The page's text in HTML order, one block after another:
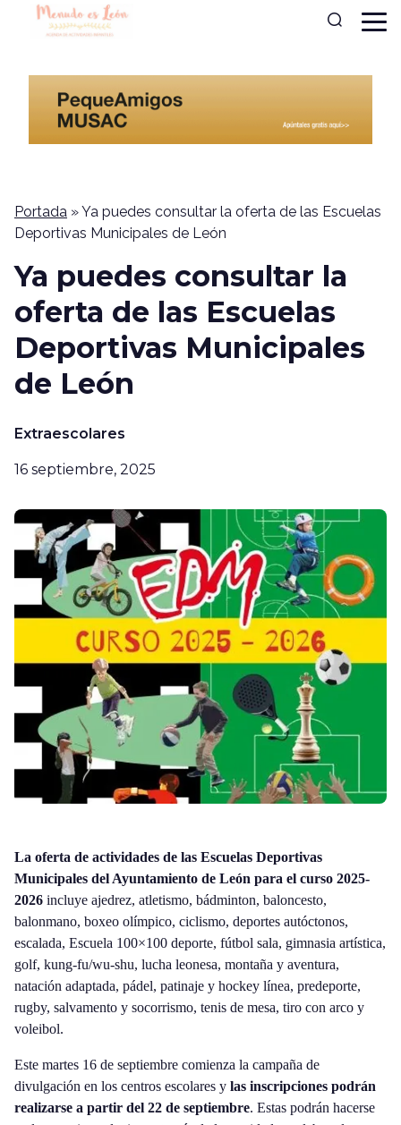
Portada »Ya puedes consultar la oferta de las Escuelas
Deportivas Municipales de León
Ya puedes consultar la
oferta de las Escuelas
Deportivas Municipales
de León
Extraescolares
16 septiembre, 2025
La oferta de actividades de las Escuelas Deportivas
Municipales del Ayuntamiento de León para el curso 2025-
2026 incluye ajedrez, atletismo, bádminton, baloncesto,
balonmano, boxeo olímpico, ciclismo, deportes autóctonos,
escalada, Escuela 100×100 deporte, fútbol sala, gimnasia artística,
golf, kung-fu/wu-shu, lucha leonesa, montaña y aventura,
natación adaptada, pádel, patinaje y hockey línea, predeporte,
rugby, salvamento y socorrismo, tenis de mesa, tiro con arco y
voleibol.
Este martes 16 de septiembre comienza la campaña de
divulgación en los centros escolares y las inscripciones podrán
realizarse a partir del 22 de septiembre. Estas podrán hacerse